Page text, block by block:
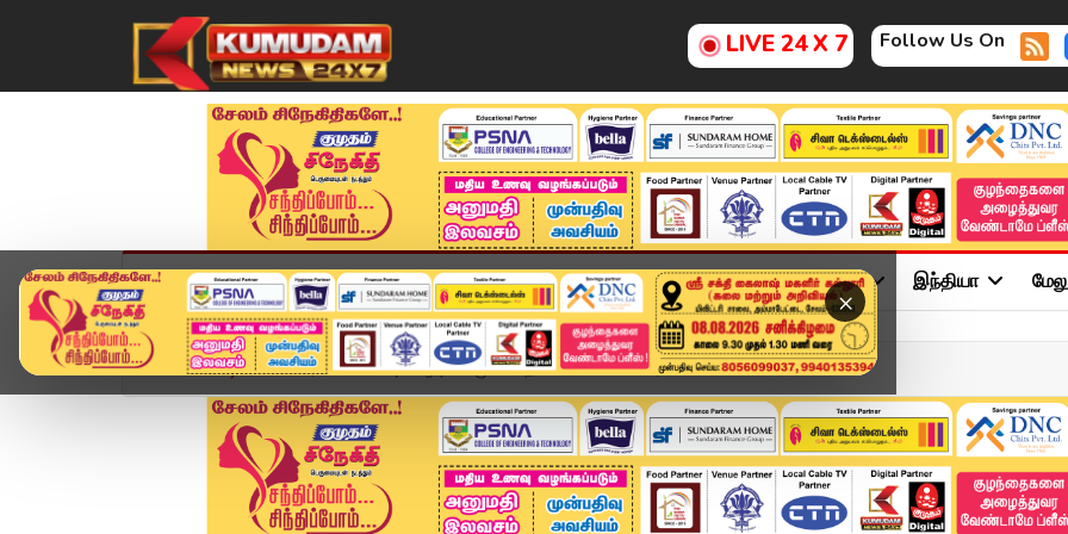
LIVE 24 X 7 Follow Us On
×
முகப்பு விளையாட்டு அண்மை தமிழ்நாடு சினிமா அரசியல் விளையாட்டு இந்தியா
Home வீடியோ ஸ்டோரி Heavy Fog | பனிமூட்டம் தாக்கம்! விமானம்–ரயில் ச...